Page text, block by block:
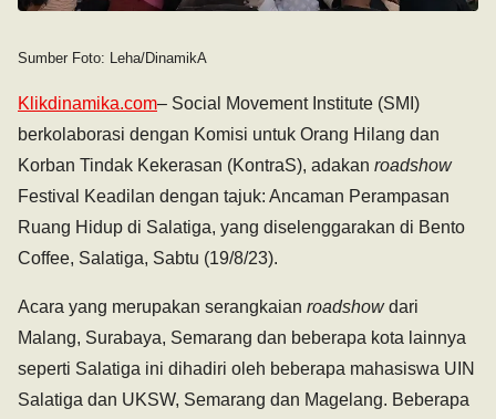
Sumber Foto: Leha/DinamikA
Klikdinamika.com– Social Movement Institute (SMI)
berkolaborasi dengan Komisi untuk Orang Hilang dan
Korban Tindak Kekerasan (KontraS), adakan roadshow
Festival Keadilan dengan tajuk: Ancaman Perampasan
Ruang Hidup di Salatiga, yang diselenggarakan di Bento
Coffee, Salatiga, Sabtu (19/8/23).
Acara yang merupakan serangkaian roadshowdari
Malang, Surabaya, Semarang dan beberapa kota lainnya
seperti Salatiga ini dihadiri oleh beberapa mahasiswa UIN
Salatiga dan UKSW, Semarang dan Magelang. Beberapa